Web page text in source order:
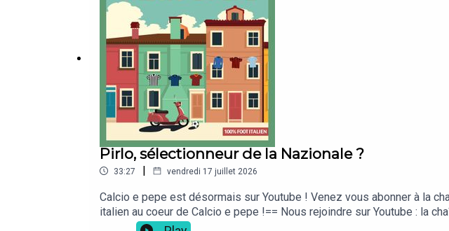
Pirlo, sélectionneur de la Nazionale ?
33:27 | vendredi 17 juillet 2026
Calcio e pepe est désormais sur Youtube ! Venez vous abonner à la
italien au coeur de Calcio e pepe !== Nous rejoindre sur Youtube : la
ta culture foot ! Elle est disponible ici sur iOS et ici sur Android.==